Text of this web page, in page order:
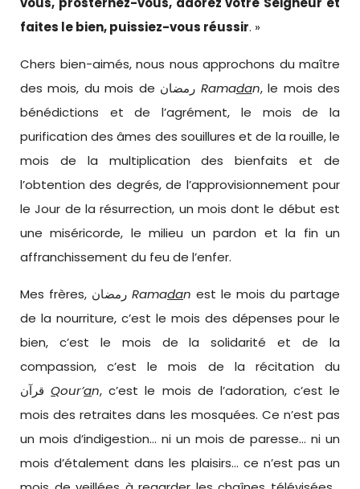
faites le bien, puissiez-vous réussir. »
Chers bien-aimés, nous nous approchons du maître
des mois, du mois de رمضان Ramadan, le mois des
bénédictions et de l’agrément, le mois de la
purification des âmes des souillures et de la rouille, le
mois de la multiplication des bienfaits et de
l’obtention des degrés, de l’approvisionnement pour
le Jour de la résurrection, un mois dont le début est
une miséricorde, le milieu un pardon et la fin un
affranchissement du feu de l’enfer.
Mes frères, رمضان Ramadan est le mois du partage
de la nourriture, c’est le mois des dépenses pour le
bien, c’est le mois de la solidarité et de la
compassion, c’est le mois de la récitation du
قرآن Qour’an, c’est le mois de l’adoration, c’est le
mois des retraites dans les mosquées. Ce n’est pas
un mois d’indigestion… ni un mois de paresse… ni un
mois d’étalement dans les plaisirs… ce n’est pas un